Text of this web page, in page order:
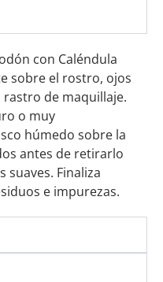
con Caléndula
sobre el rostro, ojos
de maquillaje.
o muy
húmedo sobre la
antes de retirarlo
suaves. Finaliza
e impurezas.